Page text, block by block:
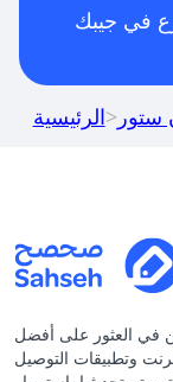
في جيبك
الرئيسية> ستور
في العثور على أفضل
وتطبيقات التوصيل